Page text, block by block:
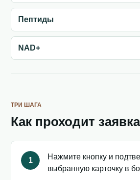
Пептиды
NAD+
ТРИ ШАГА
Как проходит заявка
1
Нажмите кнопку и
выбранную карточку в